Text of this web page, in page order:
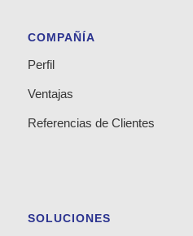
COMPAÑÍA
Perfil
Ventajas
Referencias de Clientes
SOLUCIONES